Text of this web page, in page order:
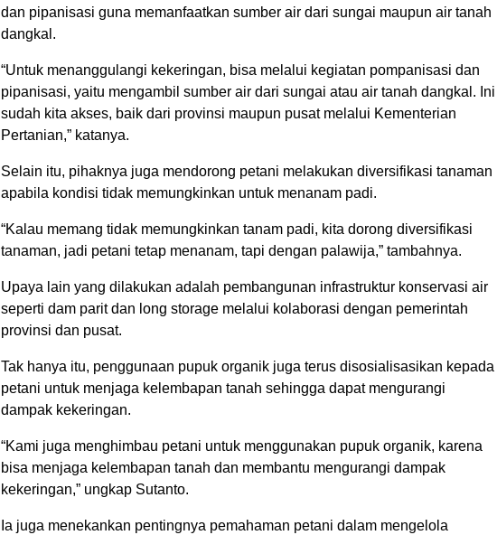
dan pipanisasi guna memanfaatkan sumber air dari sungai maupun air tanah
dangkal.
“Untuk menanggulangi kekeringan, bisa melalui kegiatan pompanisasi dan
pipanisasi, yaitu mengambil sumber air dari sungai atau air tanah dangkal. Ini
sudah kita akses, baik dari provinsi maupun pusat melalui Kementerian
Pertanian,” katanya.
Selain itu, pihaknya juga mendorong petani melakukan diversifikasi tanaman
apabila kondisi tidak memungkinkan untuk menanam padi.
“Kalau memang tidak memungkinkan tanam padi, kita dorong diversifikasi
tanaman, jadi petani tetap menanam, tapi dengan palawija,” tambahnya.
Upaya lain yang dilakukan adalah pembangunan infrastruktur konservasi air
seperti dam parit dan long storage melalui kolaborasi dengan pemerintah
provinsi dan pusat.
Tak hanya itu, penggunaan pupuk organik juga terus disosialisasikan kepada
petani untuk menjaga kelembapan tanah sehingga dapat mengurangi
dampak kekeringan.
“Kami juga menghimbau petani untuk menggunakan pupuk organik, karena
bisa menjaga kelembapan tanah dan membantu mengurangi dampak
kekeringan,” ungkap Sutanto.
Ia juga menekankan pentingnya pemahaman petani dalam mengelola